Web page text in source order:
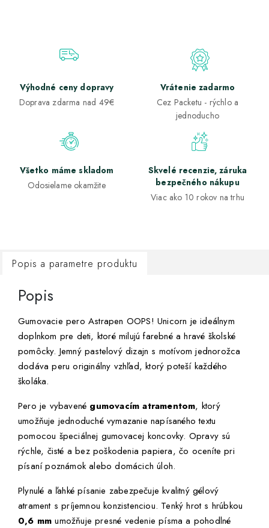
Výhodné ceny dopravy
Doprava zdarma nad 49€
Vrátenie zadarmo
Cez Packetu - rýchlo a
jednoducho
Všetko máme skladom
Odosielame okamžite
Skvelé recenzie, záruka
bezpečného nákupu
Viac ako 10 rokov na trhu
Popis a parametre produktu
Popis
Gumovacie pero Astrapen OOPS! Unicorn je ideálnym
doplnkom pre deti, ktoré milujú farebné a hravé školské
pomôcky. Jemný pastelový dizajn s motívom jednorožca
dodáva peru originálny vzhľad, ktorý poteší každého
školáka.
Pero je vybavené gumovacím atramentom, ktorý
umožňuje jednoduché vymazanie napísaného textu
pomocou špeciálnej gumovacej koncovky. Opravy sú
rýchle, čisté a bez poškodenia papiera, čo oceníte pri
písaní poznámok alebo domácich úloh.
Plynulé a ľahké písanie zabezpečuje kvalitný gélový
atrament s príjemnou konzistenciou. Tenký hrot s hrúbkou
0,6 mm umožňuje presné vedenie písma a pohodlné